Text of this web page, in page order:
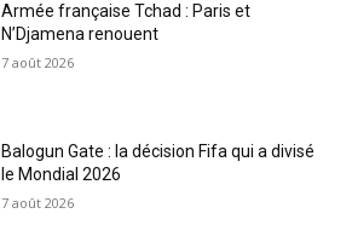
Armée française Tchad : Paris et
N’Djamena renouent
7 août 2026
Balogun Gate : la décision Fifa qui a divisé
le Mondial 2026
7 août 2026